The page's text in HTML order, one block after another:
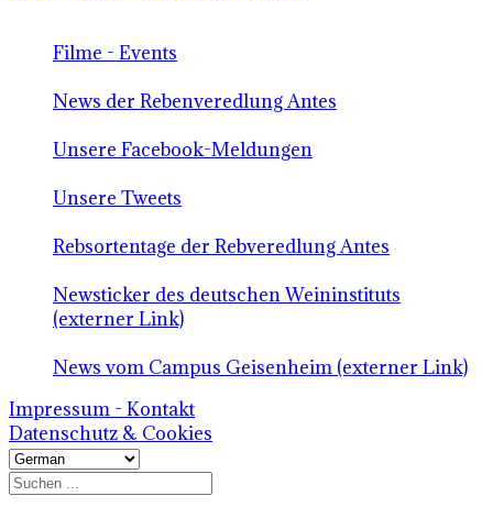
Filme - Events
News der Rebenveredlung Antes
Unsere Facebook-Meldungen
Unsere Tweets
Rebsortentage der Rebveredlung Antes
Newsticker des deutschen Weininstituts
(externer Link)
News vom Campus Geisenheim (externer Link)
Impressum - Kontakt
Datenschutz & Cookies